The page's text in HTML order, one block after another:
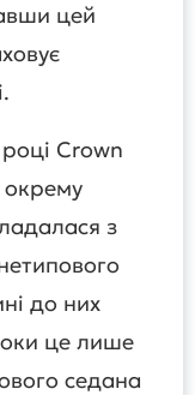
цей
Crown
окрему
з
до них
це лише
седана